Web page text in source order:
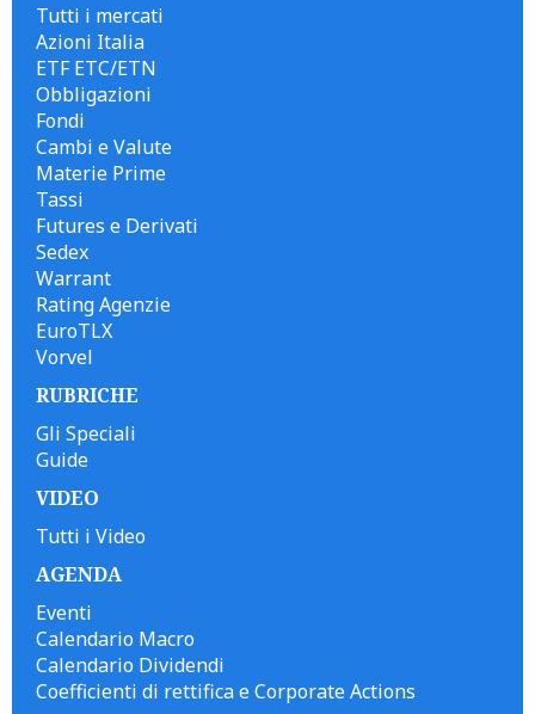
Tutti i mercati
Azioni Italia
ETF ETC/ETN
Obbligazioni
Fondi
Cambi e Valute
Materie Prime
Tassi
Futures e Derivati
Sedex
Warrant
Rating Agenzie
EuroTLX
Vorvel
RUBRICHE
Gli Speciali
Guide
VIDEO
Tutti i Video
AGENDA
Eventi
Calendario Macro
Calendario Dividendi
Coefficienti di rettifica e Corporate Actions